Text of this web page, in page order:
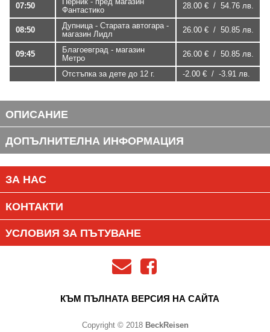
07:50
Фантастико
28.00 € / 54.76 лв.
08:50
Дупница - Старата автогара -
магазин Лидл
26.00 € / 50.85 лв.
09:45
Благоевград - магазин
Метро
26.00 € / 50.85 лв.
Отстъпка за дете до 12 г. -2.00 € / -3.91 лв.
ОПИСАНИЕ
ДОПЪЛНИТЕЛНА ИНФОРМАЦИЯ
ЗА НАС
КОНТАКТИ
УСЛОВИЯ ЗА ПЪТУВАНЕ
КЪМ ПЪЛНАТА ВЕРСИЯ НА САЙТА
Copyright © 2018 BeckReisen